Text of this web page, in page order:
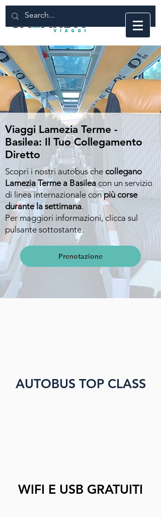
Viaggi Lamezia Terme -
Basilea: Il Tuo Collegamento
Diretto
Scopri i nostri autobus che collegano
Lamezia Terme a Basilea con un servizio
di linea internazionale conpiù corse
durante la settimana.
Per maggiori informazioni, clicca sul
pulsante sottostante.
Prenotazione
AUTOBUS TOP CLASS
WIFI E USB GRATUITI